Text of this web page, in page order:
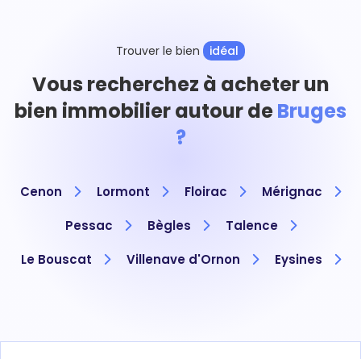
Trouver le bien idéal
Vous recherchez à acheter un
bien immobilier autour deBruges
?
Cenon Lormont Floirac
Mérignac
Pessac
Bègles
Talence
Le Bouscat
Villenave d'Ornon Eysines